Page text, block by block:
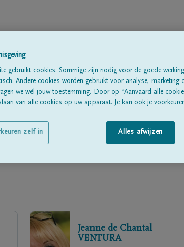
Jeanne de Chantal
VENTURA
gebruikt cookies. Sommige zijn nodig voor de goede
Andere cookies worden gebruikt voor analyse, marketing
we wél jouw toestemming. Door op “Aanvaard alle
van alle cookies op uw apparaat. Je kan ook je
Alles afwijzen
zelf in